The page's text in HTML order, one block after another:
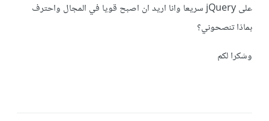
على jQuery سريعا وانا اريد ان اصبح قويا في المجال واحترف
بماذا تنصحوني؟
وشكرا لكم